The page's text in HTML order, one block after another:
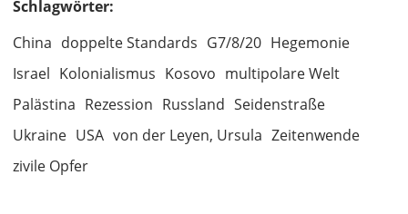
Schlagwörter:
China doppelte Standards G7/8/20 Hegemonie
Israel Kolonialismus Kosovo multipolare Welt
Palästina Rezession Russland Seidenstraße
Ukraine USA von der Leyen, Ursula Zeitenwende
zivile Opfer